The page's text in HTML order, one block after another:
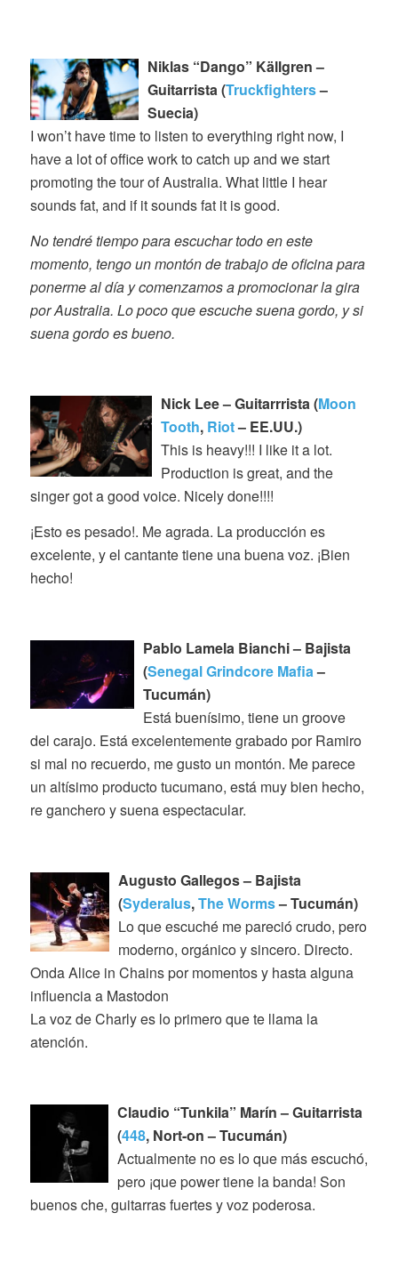
Niklas “Dango” Källgren –
Guitarrista (Truckfighters–
Suecia)
I won’t have time to listen to everything right now, I
have a lot of office work to catch up and we start
promoting the tour of Australia. What little I hear
sounds fat, and if it sounds fat it is good.
No tendré tiempo para escuchar todo en este
momento, tengo un montón de trabajo de oficina para
ponerme al día y comenzamos a promocionar la gira
por Australia. Lo poco que escuche suena gordo, y si
suena gordo es bueno.
Nick Lee – Guitarrrista (Moon
Tooth, Riot– EE.UU.)
This is heavy!!! I like it a lot.
Production is great, and the
singer got a good voice. Nicely done!!!!
¡Esto es pesado!. Me agrada. La producción es
excelente, y el cantante tiene una buena voz. ¡Bien
hecho!
Pablo Lamela Bianchi – Bajista
(Senegal Grindcore Mafia–
Tucumán)
Está buenísimo, tiene un groove
del carajo. Está excelentemente grabado por Ramiro
si mal no recuerdo, me gusto un montón. Me parece
un altísimo producto tucumano, está muy bien hecho,
re ganchero y suena espectacular.
Augusto Gallegos – Bajista
(Syderalus,The Worms– Tucumán)
Lo que escuché me pareció crudo, pero
moderno, orgánico y sincero. Directo.
Onda Alice in Chains por momentos y hasta alguna
influencia a Mastodon
La voz de Charly es lo primero que te llama la
atención.
Claudio “Tunkila” Marín – Guitarrista
(448, Nort-on – Tucumán)
Actualmente no es lo que más escuchó,
pero ¡que power tiene la banda! Son
buenos che, guitarras fuertes y voz poderosa.